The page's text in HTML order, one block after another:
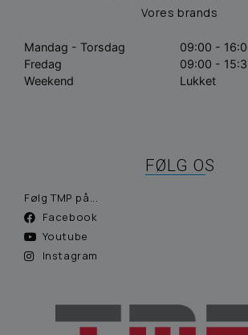
Vores brands
Mandag - Torsdag
09:00 -
Fredag
09:00 -
Weekend
Lukket
FØLG OS
Følg TMP på...
Facebook
Youtube
Instagram